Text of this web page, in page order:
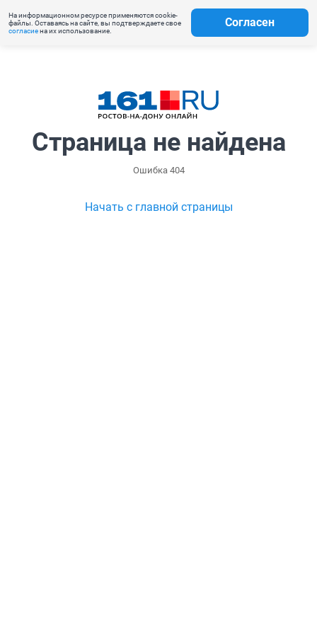
На информационном ресурсе применяются cookie-
файлы. Оставаясь на сайте, вы подтверждаете свое
согласиена их использование.
Согласен
Страница не найдена
Ошибка 404
Начать с главной страницы